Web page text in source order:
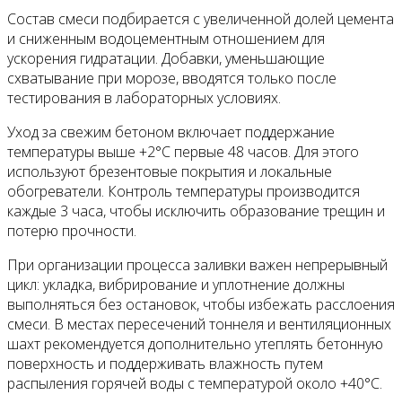
Состав смеси подбирается с увеличенной долей цемента
и сниженным водоцементным отношением для
ускорения гидратации. Добавки, уменьшающие
схватывание при морозе, вводятся только после
тестирования в лабораторных условиях.
Уход за свежим бетоном включает поддержание
температуры выше +2°C первые 48 часов. Для этого
используют брезентовые покрытия и локальные
обогреватели. Контроль температуры производится
каждые 3 часа, чтобы исключить образование трещин и
потерю прочности.
При организации процесса заливки важен непрерывный
цикл: укладка, вибрирование и уплотнение должны
выполняться без остановок, чтобы избежать расслоения
смеси. В местах пересечений тоннеля и вентиляционных
шахт рекомендуется дополнительно утеплять бетонную
поверхность и поддерживать влажность путем
распыления горячей воды с температурой около +40°C.